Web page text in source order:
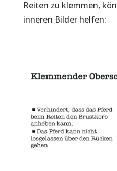
Reiten zu klemmen,
inneren Bilder helfen: